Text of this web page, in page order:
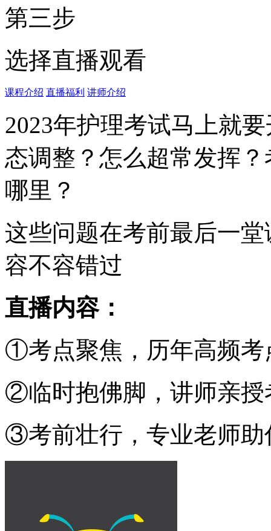
第三步
选择直播观看
课程介绍 直播福利 讲师介绍
2023年护理考试马上就
态调整？怎么超常发挥
哪里？
这些问题在考前最后一
容不容错过
直播内容：
①考点聚焦，历年高频考
②临时抱佛脚，讲师亲授
③考前壮行，专业老师助